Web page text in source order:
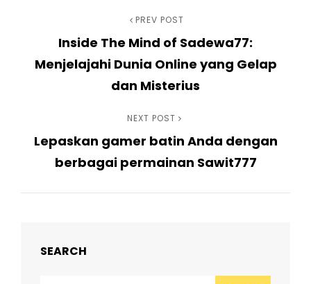
navigation
PREV POST
Inside The Mind of Sadewa77:
Menjelajahi Dunia Online yang Gelap
dan Misterius
Post
NEXT POST
Lepaskan gamer batin Anda dengan
berbagai permainan Sawit777
SEARCH